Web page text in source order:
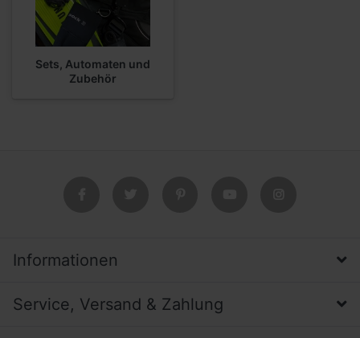
Sets, Automaten und
Zubehör
Informationen
Service, Versand & Zahlung